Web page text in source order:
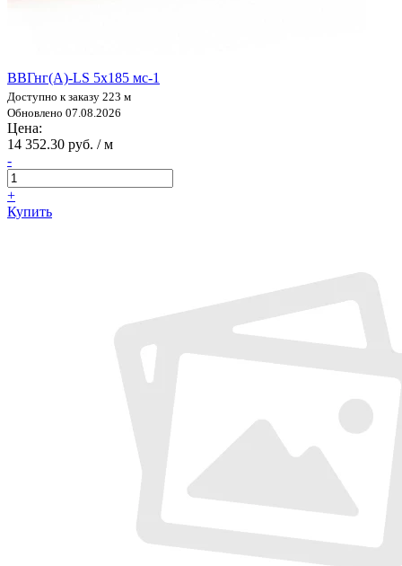
ВВГнг(А)-LS 5х185 мс-1
Доступно к заказу 223 м
Обновлено 07.08.2026
Цена:
14 352.30 руб. / м
-
+
Купить